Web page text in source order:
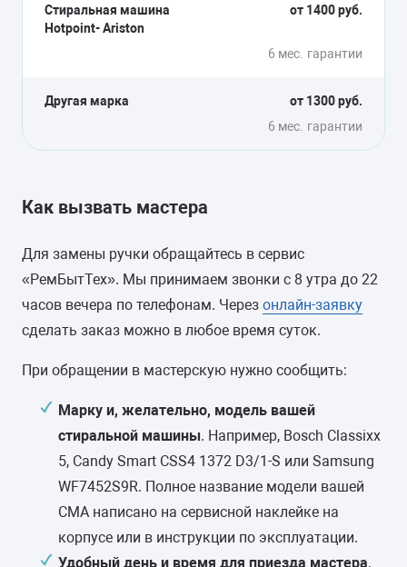
Стиральная машина
Hotpoint- Ariston
от 1400 руб.
6 мес. гарантии
Другая марка
от 1300 руб.
6 мес. гарантии
Как вызвать мастера
Для замены ручки обращайтесь в сервис
«РемБытТех». Мы принимаем звонки с 8 утра до 22
часов вечера по телефонам. Через онлайн-заявку
сделать заказ можно в любое время суток.
При обращении в мастерскую нужно сообщить:
Марку и, желательно, модель вашей
стиральной машины. Например, Bosch Classixx
5, Candy Smart CSS4 1372 D3/1-S или Samsung
WF7452S9R. Полное название модели вашей
СМА написано на сервисной наклейке на
корпусе или в инструкции по эксплуатации.
Удобный день и время для приезда мастера.